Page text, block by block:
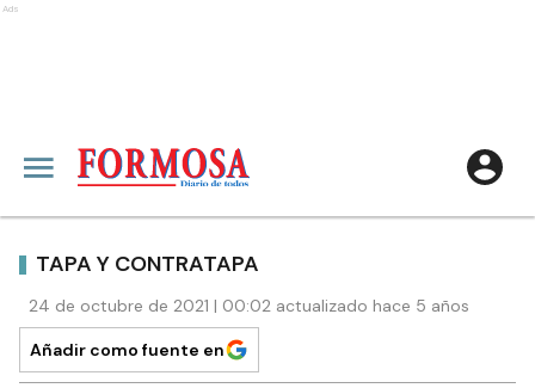
Ads
TAPA Y CONTRATAPA
24 de octubre de 2021 | 00:02 actualizado hace 5 años
Añadir como fuente en